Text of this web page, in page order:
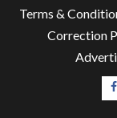
Terms &
Correction